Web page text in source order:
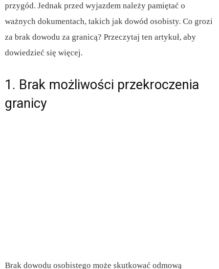
przygód. Jednak przed wyjazdem należy pamiętać o
ważnych dokumentach, takich jak dowód osobisty. Co grozi
za brak dowodu za granicą? Przeczytaj ten artykuł, aby
dowiedzieć się więcej.
1. Brak możliwości przekroczenia
granicy
Brak dowodu osobistego może skutkować odmową